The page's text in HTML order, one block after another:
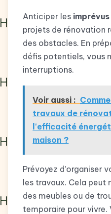
Anticiper les imprévus
projets de rénovation
des obstacles. En
défis potentiels, vous
interruptions.
Voir aussi :
travaux de
l'efficacité
maison ?
Prévoyez d’organiser
les travaux. Cela peut
des meubles ou de
temporaire pour vivre.